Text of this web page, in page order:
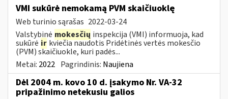
VMI sukūrė nemokamą PVM skaičiuoklę
Web turinio sąrašas 2022-03-24
Valstybinė mokesčių inspekcija (VMI) informuoja, kad
sukūrė ir kviečia naudotis Pridėtinės vertės mokesčio
(PVM) skaičiuokle, kuri padės...
Metai: 2022 Pagrindinis: Naujiena
Dėl 2004 m. kovo 10 d. įsakymo Nr. VA-32
pripažinimo netekusiu galios